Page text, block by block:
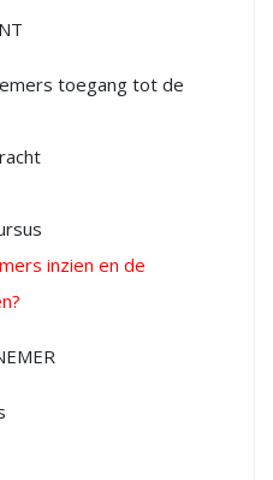
toegang tot de
inzien en de